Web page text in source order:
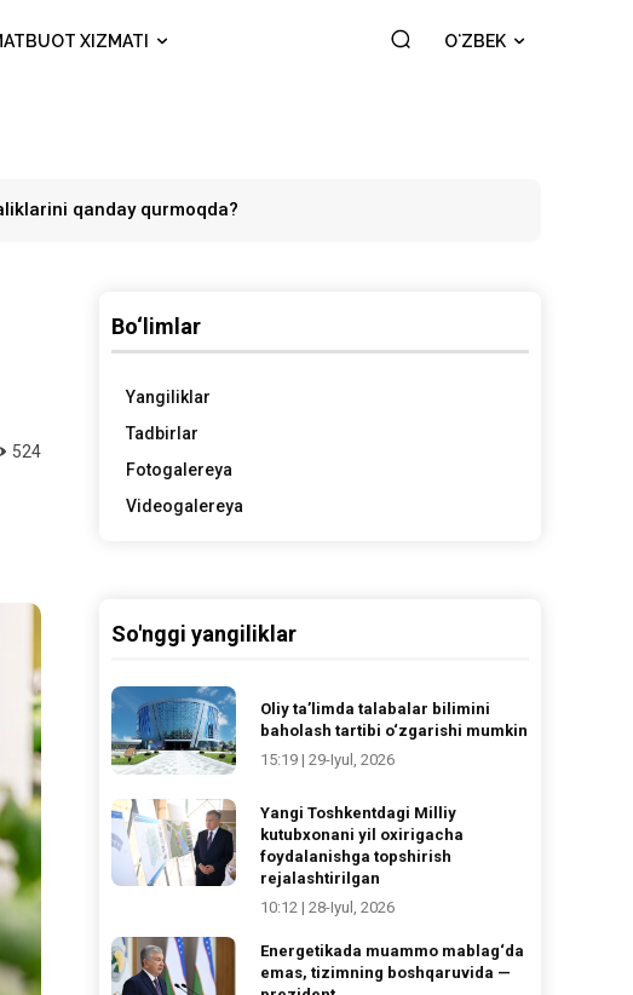
XIZMATI OʻZBEK
qanday qurmoqda?
524
Bo‘limlar
Yangiliklar
Tadbirlar
Fotogalereya
Videogalereya
So'nggi yangiliklar
Oliy ta’limda talabalar bilimini
baholash tartibi o‘zgarishi mumkin
15:19 | 29-Iyul, 2026
Yangi Toshkentdagi Milliy
kutubxonani yil oxirigacha
foydalanishga topshirish
rejalashtirilgan
10:12 | 28-Iyul, 2026
Energetikada muammo mablag‘da
emas, tizimning boshqaruvida —